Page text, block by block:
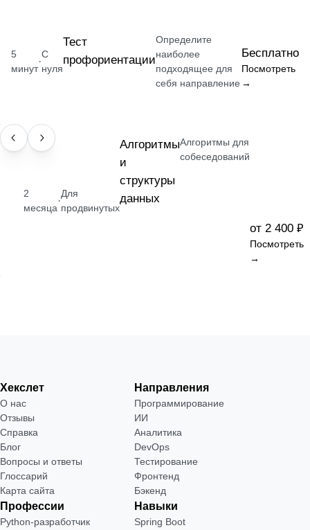
5
минут
·
С
нуля
Тест
профориентации
Определите
наиболее
подходящее для
себя направление
Бесплатно
Посмотреть
→
НАВЫК
2
месяца
·
Для
продвинутых
Алгоритмы
и
структуры
данных
Алгоритмы для
собеседований
от 2 400 ₽
Посмотреть
→
Хекслет
О нас
Отзывы
Справка
Блог
Вопросы и ответы
Глоссарий
Карта сайта
Направления
Программирование
ИИ
Аналитика
DevOps
Тестирование
Фронтенд
Бэкенд
Профессии
Python-разработчик
Навыки
Spring Boot